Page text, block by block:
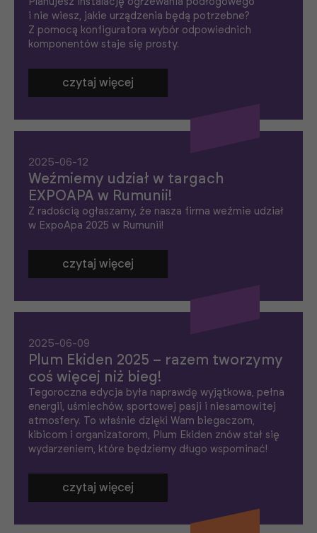
i nie wiesz, jakie urządzenia będą potrzebne?
Z pomocą konfiguratora wybór odpowiednich
komponentów staje się prosty.
czytaj więcej
2025-06-12
Weźmiemy udział w targach
EXPOAPA w Rumunii!
Z radością ogłaszamy, że nasza firma weźmie udział
w ExpoApa 2025 w Rumunii!
czytaj więcej
2025-06-09
Plum Ekiden 2025 – razem tworzymy
coś więcej niż bieg!
Tegoroczna edycja była naprawdę wyjątkowa, pełna
energii, uśmiechów, sportowej pasji i niesamowitej
atmosfery. To właśnie dzięki Wam biegaczom,
kibicom i organizatorom, Plum Ekiden znów stał się
wydarzeniem, które będziemy długo wspominać!
czytaj więcej